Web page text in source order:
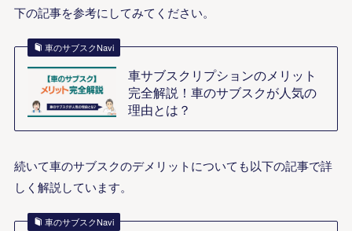
下の記事を参考にしてみてください。
車のサブスクNavi
車サブスクリプションのメリット
完全解説！車のサブスクが人気の
理由とは？
続いて車のサブスクのデメリットについても以下の記事で詳
しく解説しています。
車のサブスクNavi